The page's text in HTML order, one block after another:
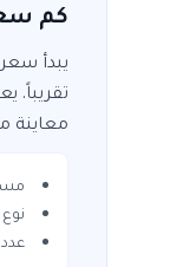
كم
يبدأ
تقريباً.
معاينة